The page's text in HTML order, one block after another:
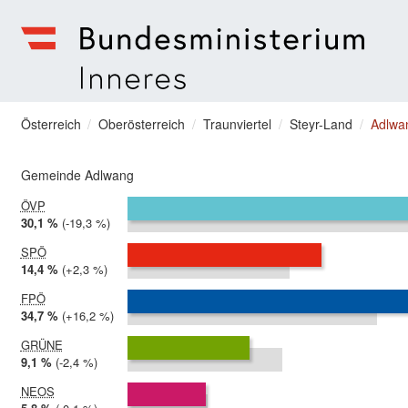
zum Menu springen
Sie befinden sich hier
Österreich Oberösterreich Traunviertel Steyr-Land
Gemeinde Adlwang
ÖVP
2024:
30,1 %
2019:
49,4 %
Differenz:
-19,3 %
SPÖ
2024:
14,4 %
2019:
12,0 %
Differenz:
+2,3 %
FPÖ
2024:
34,7 %
2019:
18,6 %
Differenz:
+16,2 %
GRÜNE
2024:
9,1 %
2019:
11,5 %
Differenz:
-2,4 %
NEOS